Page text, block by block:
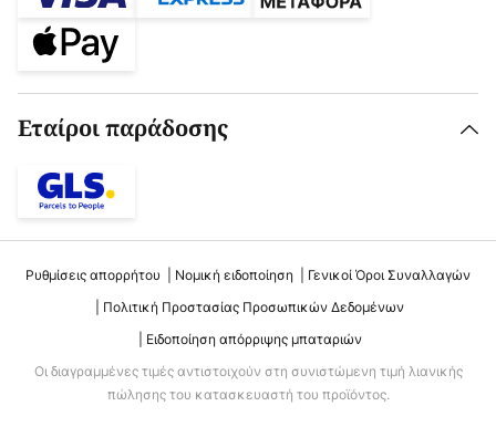
Εταίροι παράδοσης
Ρυθμίσεις απορρήτου Νομική ειδοποίηση
Γενικοί Όροι Συναλλαγών
Πολιτική Προστασίας Προσωπικών Δεδομένων
Ειδοποίηση απόρριψης μπαταριών
Οι διαγραμμένες τιμές αντιστοιχούν στη συνιστώμενη τιμή λιανικής
πώλησης του κατασκευαστή του προϊόντος.